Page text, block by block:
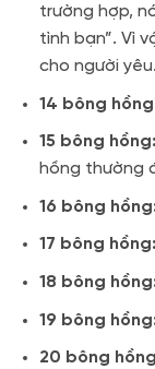
trường hợp,
tình bạn”. Vì
cho người yêu.
14 bông
15 bông hồng:
hồng thường
16 bông
17 bông hồng:
18 bông
19 bông
20 bông